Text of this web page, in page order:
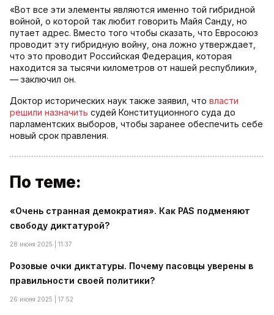
«Вот все эти элементы являются именно той гибридной
войной, о которой так любит говорить Майя Санду, но
путает адрес. Вместо того чтобы сказать, что Евросоюз
проводит эту гибридную войну, она ложно утверждает,
что это проводит Российская Федерация, которая
находится за тысячи километров от нашей республики»,
— заключил он.
Доктор исторических наук также заявил, что власти
решили назначить судей Конституционного суда до
парламентских выборов, чтобы заранее обеспечить себе
новый срок правления.
По теме:
«Очень странная демократия». Как PAS подменяют
свободу диктатурой?
28 июня 2025 | 11:37
Розовые очки диктатуры. Почему пасовцы уверены в
правильности своей политики?
26 июня 2025 | 17:52